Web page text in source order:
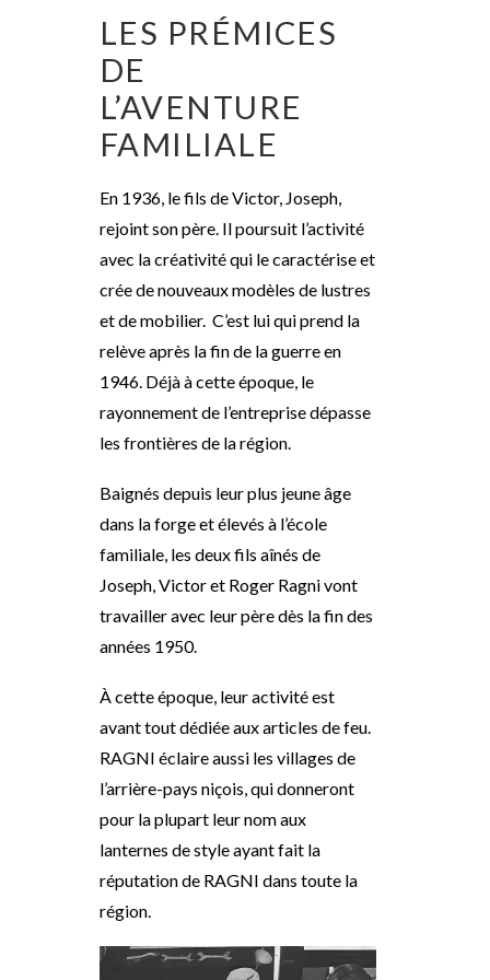
LES PRÉMICES
DE
L’AVENTURE
FAMILIALE
En 1936, le fils de Victor, Joseph,
rejoint son père. Il poursuit l’activité
avec la créativité qui le caractérise et
crée de nouveaux modèles de lustres
et de mobilier. C’est lui qui prend la
relève après la fin de la guerre en
1946. Déjà à cette époque, le
rayonnement de l’entreprise dépasse
les frontières de la région.
Baignés depuis leur plus jeune âge
dans la forge et élevés à l’école
familiale, les deux fils aînés de
Joseph, Victor et Roger Ragni vont
travailler avec leur père dès la fin des
années 1950.
À cette époque, leur activité est
avant tout dédiée aux articles de feu.
RAGNI éclaire aussi les villages de
l’arrière-pays niçois, qui donneront
pour la plupart leur nom aux
lanternes de style ayant fait la
réputation de RAGNI dans toute la
région.